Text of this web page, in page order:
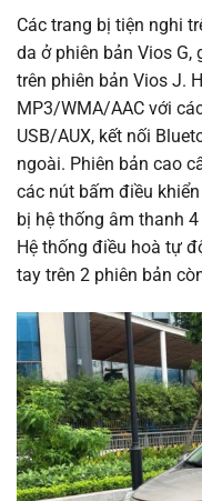
Các trang bị tiện nghi
da ở phiên bản Vios G,
trên phiên bản Vios J.
MP3/WMA/AAC với
USB/AUX, kết nối
ngoài. Phiên bản cao
các nút bấm điều
bị hệ thống âm thanh
Hệ thống điều hoà tự
tay trên 2 phiên bản